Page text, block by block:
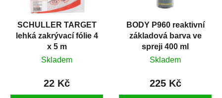
SCHULLER TARGET
lehká zakrývací fólie 4
x 5 m
Skladem
22 Kč
BODY P960 reaktivní
základová barva ve
spreji 400 ml
Skladem
225 Kč